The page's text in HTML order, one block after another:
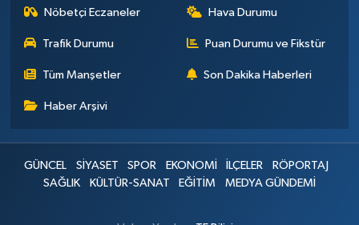
Nöbetçi Eczaneler Hava Durumu
Trafik Durumu Puan Durumu ve Fikstür
Tüm Manşetler Son Dakika Haberleri
Haber Arşivi
GÜNCEL SİYASET SPOR EKONOMİ İLÇELER
RÖPORTAJ
SAĞLIK
KÜLTÜR-SANAT EĞİTİM MEDYA GÜNDEMİ